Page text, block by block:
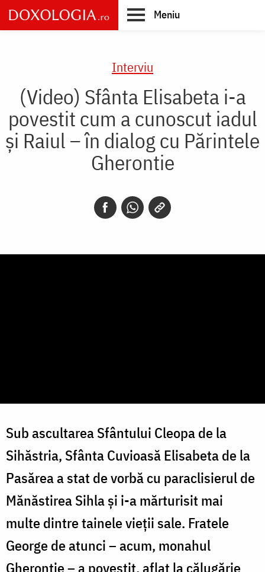
Skip
to
main
Meniu
Interviu
(Video) Sfânta Elisabeta i-a
povestit cum a cunoscut iadul
și Raiul – în dialog cu Părintele
Gherontie
Sub ascultarea Sfântului Cleopa de la
Sihăstria, Sfânta Cuvioasă Elisabeta de la
Pasărea a stat de vorbă cu paraclisierul de
Mănăstirea Sihla și i-a mărturisit mai
multe dintre tainele vieții sale. Fratele
George de atunci – acum, monahul
Gherontie – a povestit, aflat la călugărie